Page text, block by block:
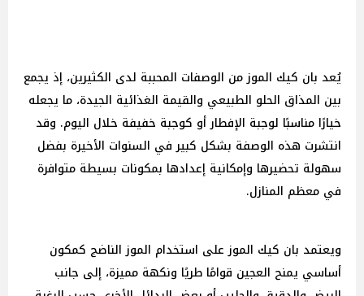
يُعد بان كيك الموز من الوصفات المحببة لدى الكثيرين، إذ يجمع
بين المذاق الحلو الطبيعي والقيمة الغذائية الجيدة، ما يجعله
خيارًا مناسبًا لوجبة الإفطار أو كوجبة خفيفة خلال اليوم. وقد
انتشرت هذه الوصفة بشكل كبير في السنوات الأخيرة بفضل
سهولة تحضيرها وإمكانية إعدادها بمكونات بسيطة متوافرة
في معظم المنازل.
ويعتمد بان كيك الموز على استخدام الموز الناضج كمكون
أساسي يمنح العجين قوامًا طريًا ونكهة مميزة، إلى جانب